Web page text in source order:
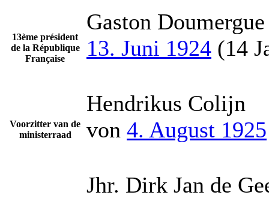
13ème président
de la République
Française
Gaston Doumergue
13. Juni 1924 (14
Voorzitter van de
ministerraad
Hendrikus Colijn
von 4. August 1925
Jhr. Dirk Jan de